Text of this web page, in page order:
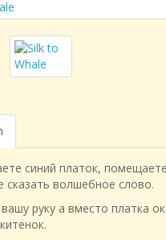
синий платок,
сказать волшебное слово.
руку а вместо платка